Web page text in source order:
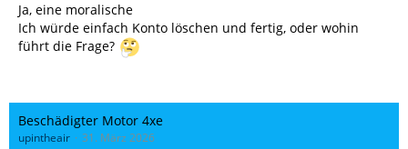
Ja, eine moralische
Ich würde einfach Konto löschen und fertig, oder wohin
führt die Frage?
Beschädigter Motor 4xe
upintheair 31. März 2026